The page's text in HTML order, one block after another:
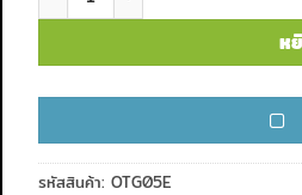
ห
รหัสสินค้า: OTG05E